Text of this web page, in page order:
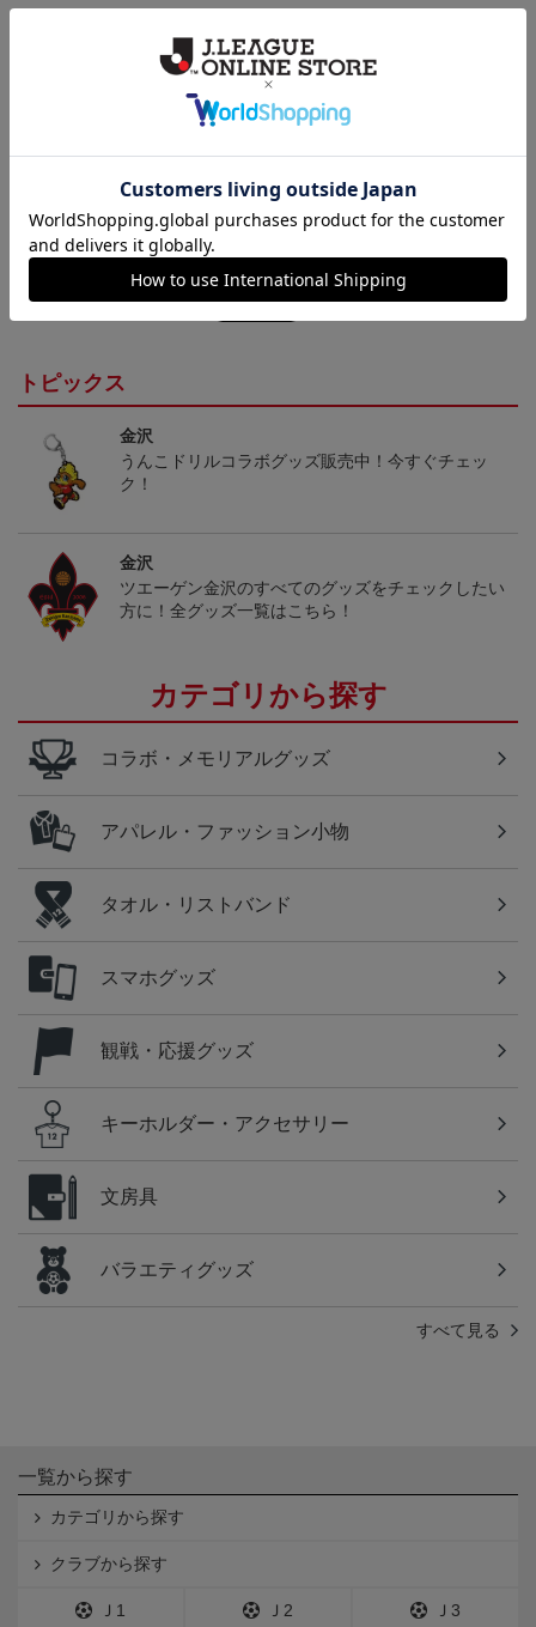
取り扱い商品によっては、パッケージやデザインなどの仕様が予
告なく変更になることがございます。
決済について
ヘルプページ
トピックス
金沢
うんこドリルコラボグッズ販売中！今すぐチェッ
ク！
金沢
ツエーゲン金沢のすべてのグッズをチェックしたい
方に！全グッズ一覧はこちら！
カテゴリから探す
コラボ・メモリアルグッズ
アパレル・ファッション小物
タオル・リストバンド
スマホグッズ
観戦・応援グッズ
キーホルダー・アクセサリー
文房具
バラエティグッズ
すべて見る
一覧から探す
カテゴリから探す
クラブから探す
Ｊ1 Ｊ2 Ｊ3